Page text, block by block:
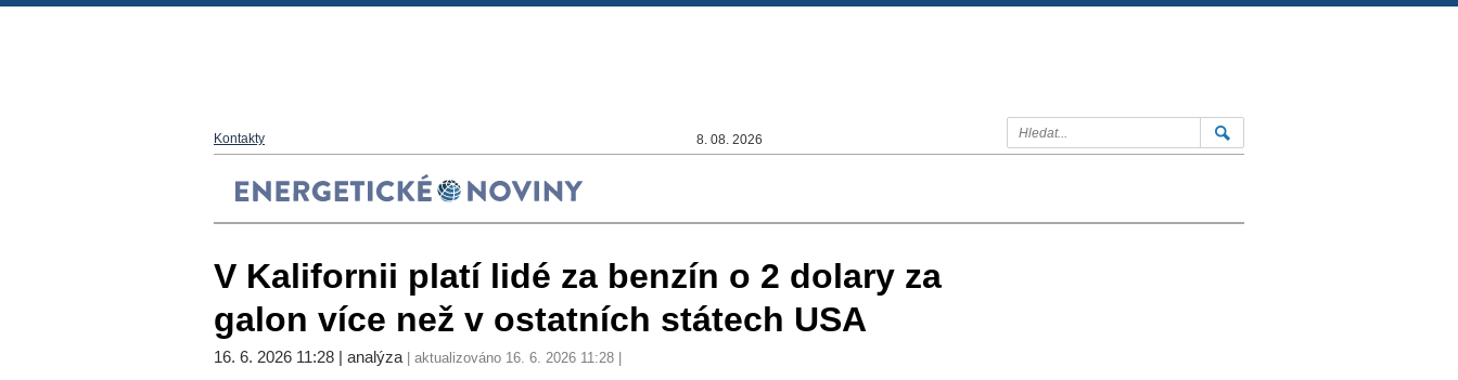
Kontakty 8. 08. 2026
V Kalifornii platí lidé za benzín o 2 dolary za
galon více než v ostatních státech USA
16. 6. 2026 11:28 | analýza| aktualizováno 16. 6. 2026 11:28 |